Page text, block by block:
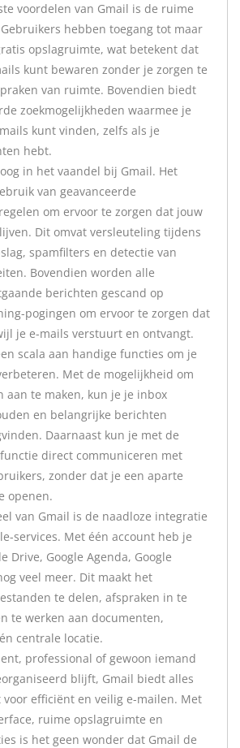
voordelen van Gmail is de ruime
hebben toegang tot maar
opslagruimte, wat betekent dat
kunt bewaren zonder je zorgen te
van ruimte. Bovendien biedt
zoekmogelijkheden waarmee je
kunt vinden, zelfs als je
hebt.
in het vaandel bij Gmail. Het
van geavanceerde
om ervoor te zorgen dat jouw
Dit omvat versleuteling tijdens
spamfilters en detectie van
Bovendien worden alle
berichten gescand op
pogingen om ervoor te zorgen dat
je e-mails verstuurt en ontvangt.
scala aan handige functies om je
Met de mogelijkheid om
aan te maken, kun je je inbox
en belangrijke berichten
Daarnaast kun je met de
direct communiceren met
zonder dat je een aparte
openen.
van Gmail is de naadloze integratie
services. Met één account heb je
Drive, Google Agenda, Google
veel meer. Dit maakt het
te delen, afspraken in te
te werken aan documenten,
centrale locatie.
professional of gewoon iemand
blijft, Gmail biedt alles
efficiënt en veilig e-mailen. Met
ruime opslagruimte en
is het geen wonder dat Gmail de